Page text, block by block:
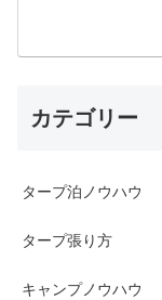
カテゴリー
タープ泊ノウハウ
タープ張り方
キャンプノウハウ